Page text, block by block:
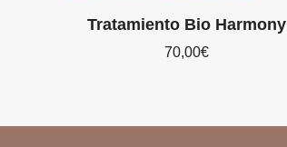
Tratamiento Bio Harmony
70,00€